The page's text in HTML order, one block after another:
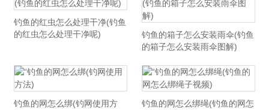
钓鱼的红虫怎么处理干净(钓鱼
的红虫怎么处理干净呢)
钓鱼的箱子怎么安装雨伞(钓鱼
的箱子怎么安装雨伞图解)
钓鱼的网怎么绑(钓网使用方
钓鱼的网怎么绑绳(钓鱼的网怎